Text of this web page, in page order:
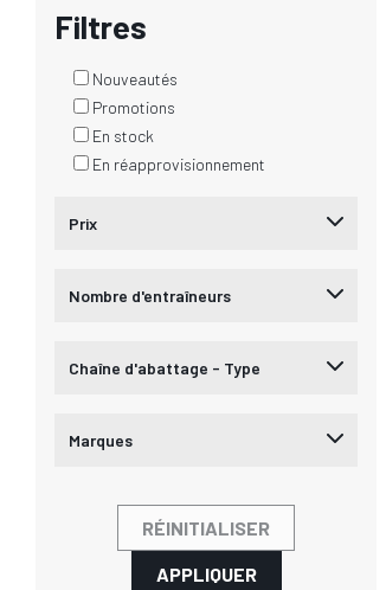
Filtres
Nouveautés
Promotions
En stock
En réapprovisionnement
Prix
Nombre d'entraîneurs
Chaîne d'abattage - Type
Marques
RÉINITIALISER
APPLIQUER